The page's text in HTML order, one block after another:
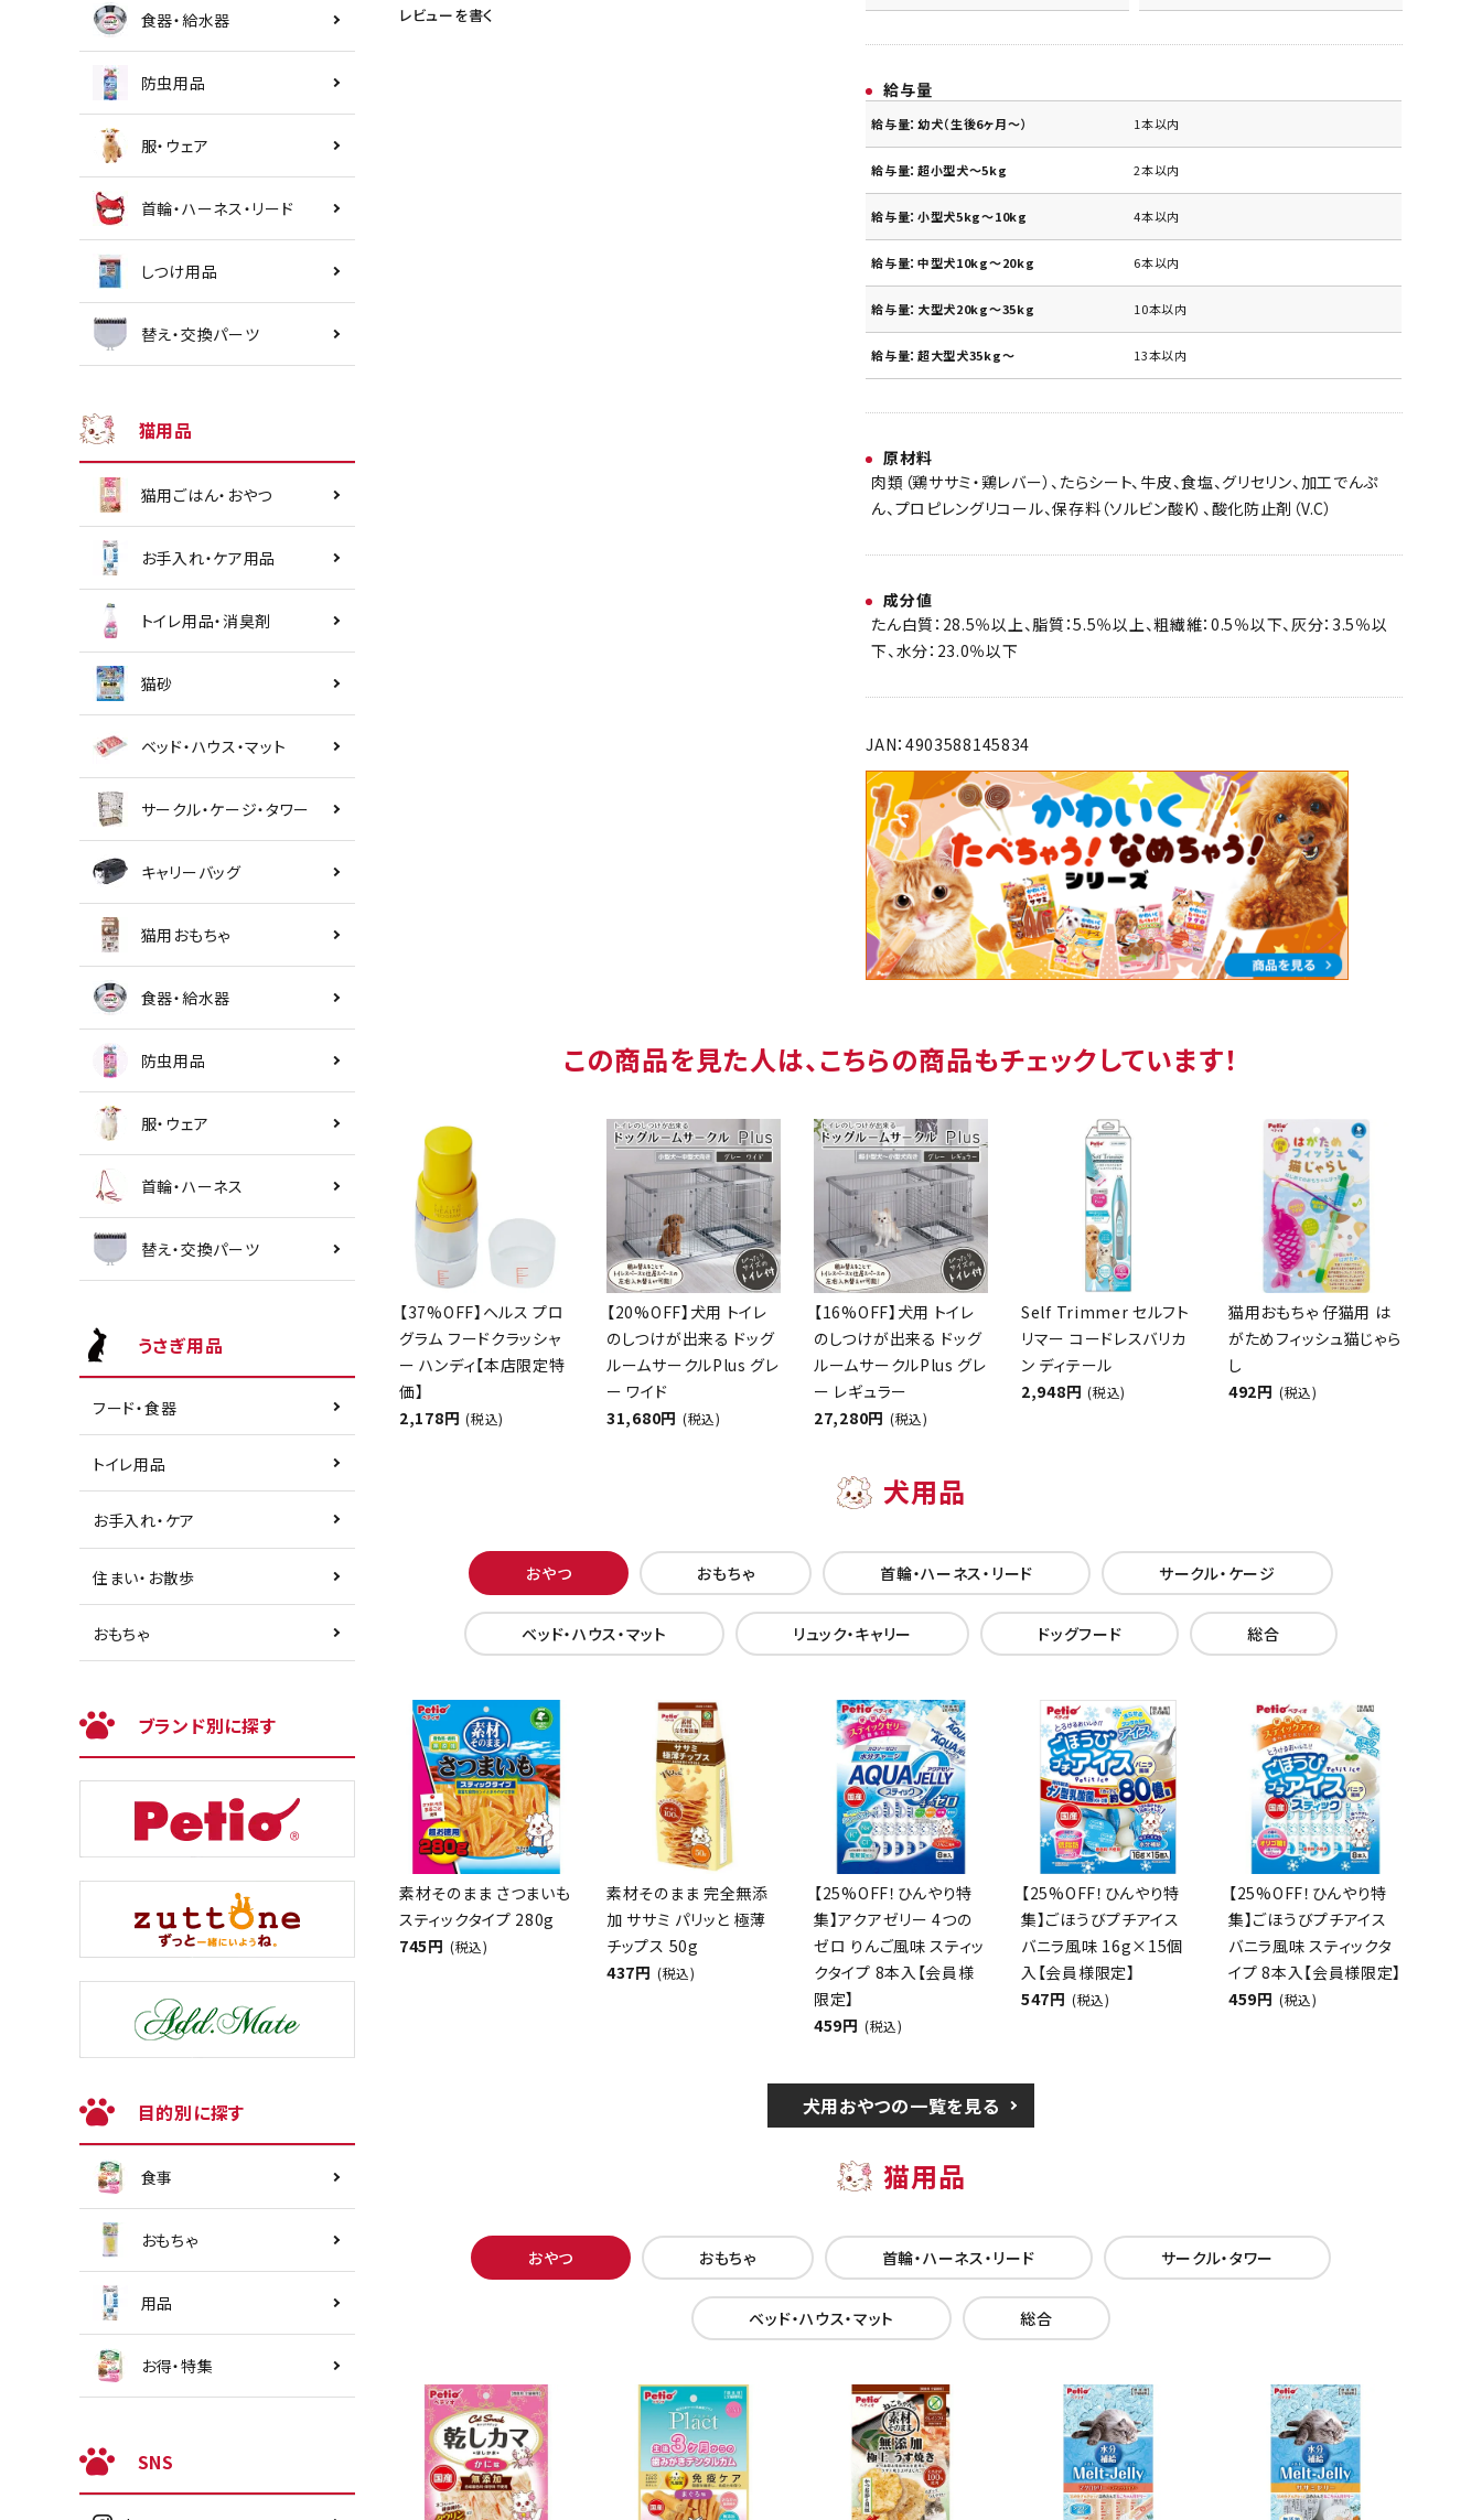
食器・給水器
防虫用品
服・ウェア
首輪・ハーネス・リード
しつけ用品
替え・交換パーツ
猫用品
猫用ごはん・おやつ
お手入れ・ケア用品
トイレ用品・消臭剤
猫砂
ベッド・ハウス・マット
サークル・ケージ・タワー
キャリーバッグ
猫用おもちゃ
食器・給水器
防虫用品
服・ウェア
首輪・ハーネス
替え・交換パーツ
うさぎ用品
フード・食器
トイレ用品
お手入れ・ケア
住まい・お散歩
おもちゃ
ブランド別に探す
目的別に探す
食事
おもちゃ
用品
お得・特集
SNS
レビューを書く
給与量
給与量：幼犬（生後6ヶ月～） 1本以内
給与量：超小型犬～5kg 2本以内
給与量：小型犬5kg～10kg 4本以内
給与量：中型犬10kg～20kg 6本以内
給与量：大型犬20kg～35kg 10本以内
給与量：超大型犬35kg～ 13本以内
原材料
肉類（鶏ササミ・鶏レバー）、たらシート、牛皮、食塩、グリセリン、加工でんぷ
ん、プロピレングリコール、保存料（ソルビン酸K）、酸化防止剤（V.C）
成分値
たん白質：28.5％以上、脂質：5.5％以上、粗繊維：0.5％以下、灰分：3.5％以
下、水分：23.0％以下
JAN：4903588145834
この商品を見た人は、こちらの商品もチェックしています！
【37%OFF】ヘルス プロ
グラム フードクラッシャ
ー ハンディ【本店限定特
価】
2,178円 (税込)
【20%OFF】犬用 トイレ
のしつけが出来る ドッグ
ルームサークルPlus グレ
ー ワイド
31,680円 (税込)
【16%OFF】犬用 トイレ
のしつけが出来る ドッグ
ルームサークルPlus グレ
ー レギュラー
27,280円 (税込)
Self Trimmer セルフト
リマー コードレスバリカ
ン ディテール
2,948円 (税込)
猫用おもちゃ 仔猫用 は
がためフィッシュ猫じゃら
し
492円 (税込)
犬用品
おやつ おもちゃ 首輪・ハーネス・リード サークル・ケージ
ベッド・ハウス・マット リュック・キャリー ドッグフード 総合
素材そのまま さつまいも
スティックタイプ 280g
745円 (税込)
素材そのまま 完全無添
加 ササミ パリッと 極薄
チップス 50g
437円 (税込)
【25%OFF！ひんやり特
集】アクアゼリー 4つの
ゼロ りんご風味 スティッ
クタイプ 8本入【会員様
限定】
459円 (税込)
【25%OFF！ひんやり特
集】ごほうびプチアイス
バニラ風味 16g×15個
入【会員様限定】
547円 (税込)
【25%OFF！ひんやり特
集】ごほうびプチアイス
バニラ風味 スティックタ
イプ 8本入【会員様限定】
459円 (税込)
犬用おやつの一覧を見る
猫用品
おやつ おもちゃ 首輪・ハーネス・リード サークル・タワー
ベッド・ハウス・マット 総合